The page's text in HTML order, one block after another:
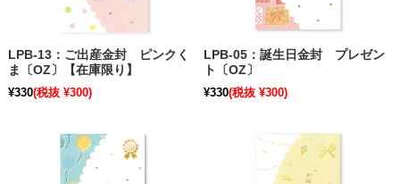
LPB-13：ご出産金封 ピンクく
ま〔OZ〕【在庫限り】
¥330(税抜 ¥300)
LPB-05：誕生日金封 プレゼン
ト〔OZ〕
¥330(税抜 ¥300)